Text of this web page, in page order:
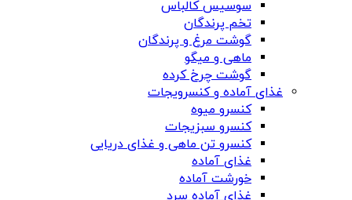
سوسیس کالباس
تخم پرندگان
گوشت مرغ و پرندگان
ماهی و میگو
گوشت چرخ کرده
غذای آماده و کنسرویجات
کنسرو میوه
کنسرو سبزیجات
کنسرو تن ماهی و غذای دریایی
غذای آماده
خورشت آماده
غذای آماده سرد